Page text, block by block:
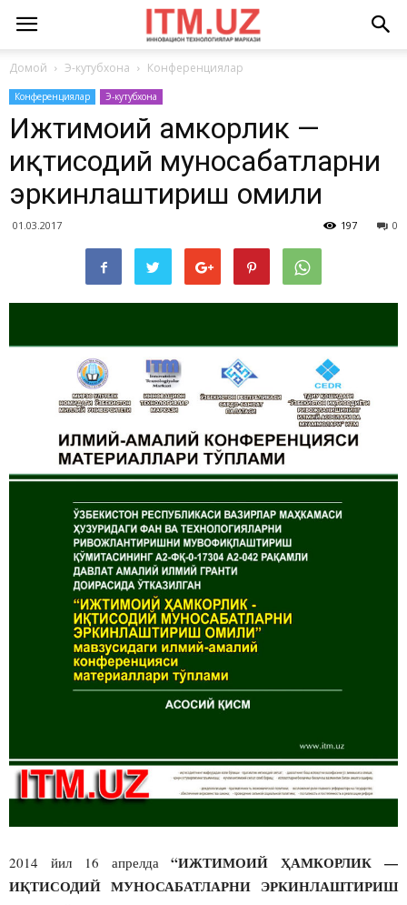
Домой Э-кутубхона Конференциялар
Конференциялар Э-кутубхона
Ижтимоий ҳамкорлик —
иқтисодий муносабатларни
эркинлаштириш омили
01.03.2017 0
197
2014 йил 16 апрелда“ИЖТИМОИЙ ҲАМКОРЛИК —
ИҚТИСОДИЙ МУНОСАБАТЛАРНИ ЭРКИНЛАШТИРИШ